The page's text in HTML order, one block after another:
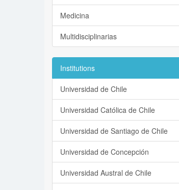
Medicina
Multidisciplinarias
Institutions
Universidad de Chile
Universidad Católica de Chile
Universidad de Santiago de Chile
Universidad de Concepción
Universidad Austral de Chile